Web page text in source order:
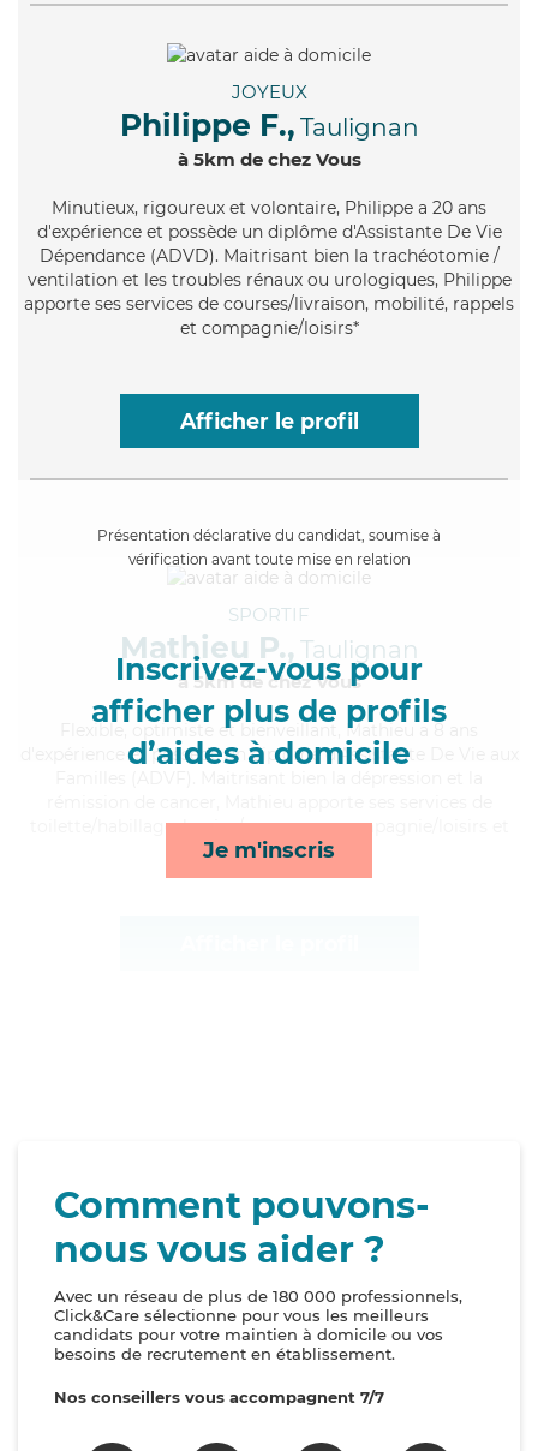
JOYEUX
Philippe F., Taulignan
à 5km de chez Vous
Minutieux, rigoureux et volontaire, Philippe a 20 ans
d'expérience et possède un diplôme d'Assistante De Vie
Dépendance (ADVD). Maitrisant bien la trachéotomie /
ventilation et les troubles rénaux ou urologiques, Philippe
apporte ses services de courses/livraison, mobilité, rappels
et compagnie/loisirs*
Afficher le profil
Présentation déclarative du candidat, soumise à
vérification avant toute mise en relation
Inscrivez-vous pour
afficher plus de profils
d’aides à domicile
Je m'inscris
SPORTIF
Mathieu P., Taulignan
à 5km de chez Vous
, optimiste et bienveillant, Mathieu a 8 ans
d'expérience et possède un diplôme d'Assistante De Vie aux
toilette/habillage, lessive/repassage, compagnie/loisirs et
rappels*
Comment pouvons-
nous vous aider ?
Avec un réseau de plus de 180 000 professionnels,
Click&Care sélectionne pour vous les meilleurs
candidats pour votre maintien à domicile ou vos
besoins de recrutement en établissement.
Nos conseillers vous accompagnent 7/7